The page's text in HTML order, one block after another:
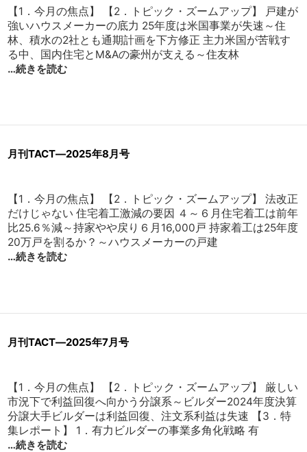
【1．今月の焦点】 【2．トピック・ズームアップ】 戸建が
強いハウスメーカーの底力 25年度は米国事業が失速～住
林、積水の2社とも通期計画を下方修正 主力米国が苦戦す
る中、国内住宅とM&Aの豪州が支える～住友林
…続きを読む
月刊TACT―2025年8月号
【1．今月の焦点】 【2．トピック・ズームアップ】 法改正
だけじゃない 住宅着工激減の要因 ４～６月住宅着工は前年
比25.6％減～持家やや戻り６月16,000戸 持家着工は25年度
20万戸を割るか？～ハウスメーカーの戸建
…続きを読む
月刊TACT―2025年7月号
【1．今月の焦点】 【2．トピック・ズームアップ】 厳しい
市況下で利益回復へ向かう分譲系～ビルダー2024年度決算
分譲大手ビルダーは利益回復、注文系利益は失速 【3．特
集レポート】 1．有力ビルダーの事業多角化戦略 有
…続きを読む